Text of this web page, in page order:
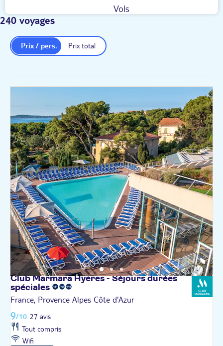
Vols
240 voyages
Prix total
Prix / pers.
Club Marmara Hyères - Séjours durées
spéciales
France, Provence Alpes Côte d'Azur
9/10 27 avis
Tout compris
Wifi